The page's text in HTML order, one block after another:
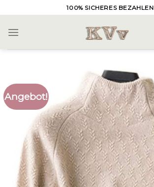
to
content
100% SICHERES BEZAHLEN
Angebot!